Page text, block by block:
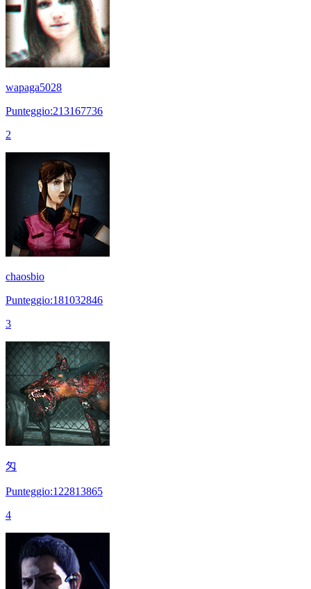
wapaga5028
Punteggio:213167736
2
chaosbio
Punteggio:181032846
3
匁
Punteggio:122813865
4